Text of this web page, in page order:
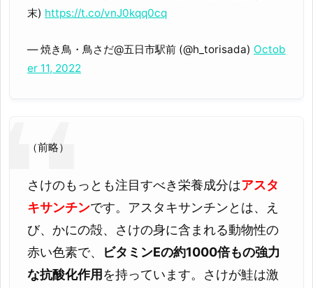
末) https://t.co/vnJ0kqq0cq
— 焼き鳥・鳥さだ@五日市駅前 (@h_torisada) Octob
er 11, 2022
（前略）
さけのもっとも注目すべき栄養成分はアスタ
キサンチンです。アスタキサンチンとは、え
び、かにの殻、さけの身に含まれる動物性の
赤い色素で、
ビタミンEの約1000倍もの強力
な抗酸化作用を持っています。さけが鮭は激